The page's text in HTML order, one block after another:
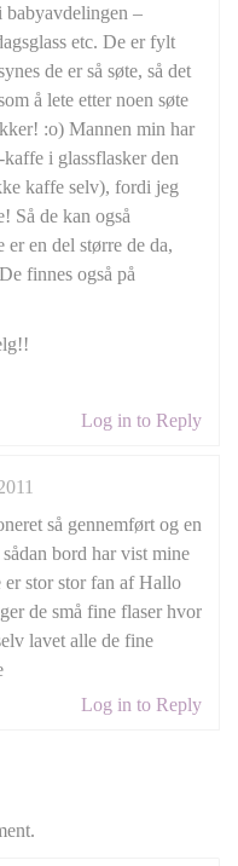
babyavdelingen –
etc. De er fylt
de er så søte, så det
å lete etter noen søte
:o) Mannen min har
i glassflasker den
kaffe selv), fordi jeg
Så de kan også
en del større de da,
finnes også på
Log in to Reply
så gennemført og en
bord har vist mine
er stor stor fan af Hallo
de små fine flaser hvor
lavet alle de fine
Log in to Reply